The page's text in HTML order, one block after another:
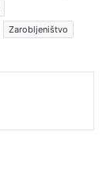
Zarobljeništvo